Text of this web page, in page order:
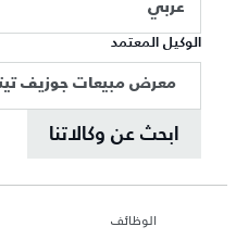
عربي
الوكيل المعتمد
معرض مبيعات جوزيف
ابحث عن وكالاتنا
الوظائف